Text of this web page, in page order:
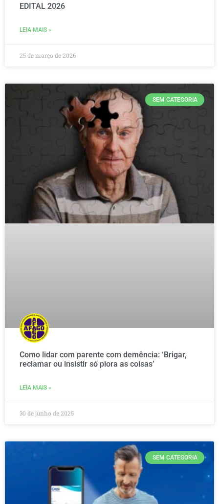
EDITAL 2026
LEIA MAIS »
25 de março de 2026
SEM CATEGORIA
Como lidar com parente com demência: ‘Brigar,
reclamar ou insistir só piora as coisas’
LEIA MAIS »
30 de junho de 2025
SEM CATEGORIA